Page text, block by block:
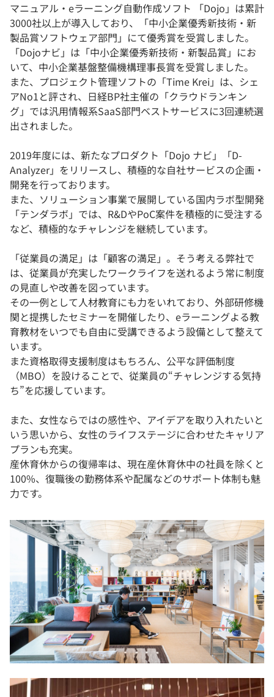
マニュアル・eラーニング自動作成ソフト 「Dojo」は累計
3000社以上が導入しており、「中小企業優秀新技術・新
製品賞ソフトウェア部門」にて優秀賞を受賞しました。
「Dojoナビ」は「中小企業優秀新技術・新製品賞」にお
いて、中小企業基盤整備機構理事長賞を受賞しました。
また、プロジェクト管理ソフトの「Time Krei」は、シェ
アNo1と評され、日経BP社主催の「クラウドランキン
グ」では汎用情報系SaaS部門ベストサービスに3回連続選
出されました。
2019年度には、新たなプロダクト「Dojo ナビ」「D-
Analyzer」をリリースし、積極的な自社サービスの企画・
開発を行っております。
また、ソリューション事業で展開している国内ラボ型開発
「テンダラボ」では、R&DやPoC案件を積極的に受注する
など、積極的なチャレンジを継続しています。
「従業員の満足」は「顧客の満足」。そう考える弊社で
は、従業員が充実したワークライフを送れるよう常に制度
の見直しや改善を図っています。
その一例として人材教育にも力をいれており、外部研修機
関と提携したセミナーを開催したり、eラーニングよる教
育教材をいつでも自由に受講できるよう設備として整えて
います。
また資格取得支援制度はもちろん、公平な評価制度
（MBO）を設けることで、従業員の“チャレンジする気持
ち”を応援しています。
また、女性ならではの感性や、アイデアを取り入れたいと
いう思いから、女性のライフステージに合わせたキャリア
プランも充実。
産休育休からの復帰率は、現在産休育休中の社員を除くと
100%、復職後の勤務体系や配属などのサポート体制も魅
力です。